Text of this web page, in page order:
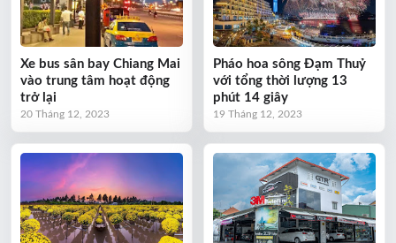
Xe bus sân bay Chiang Mai
vào trung tâm hoạt động
trở lại
20 Tháng 12, 2023
Pháo hoa sông Đạm Thuỷ
với tổng thời lượng 13
phút 14 giây
19 Tháng 12, 2023